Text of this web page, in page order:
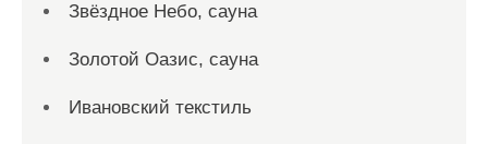
Звёздное Небо, сауна
Золотой Оазис, сауна
Ивановский текстиль